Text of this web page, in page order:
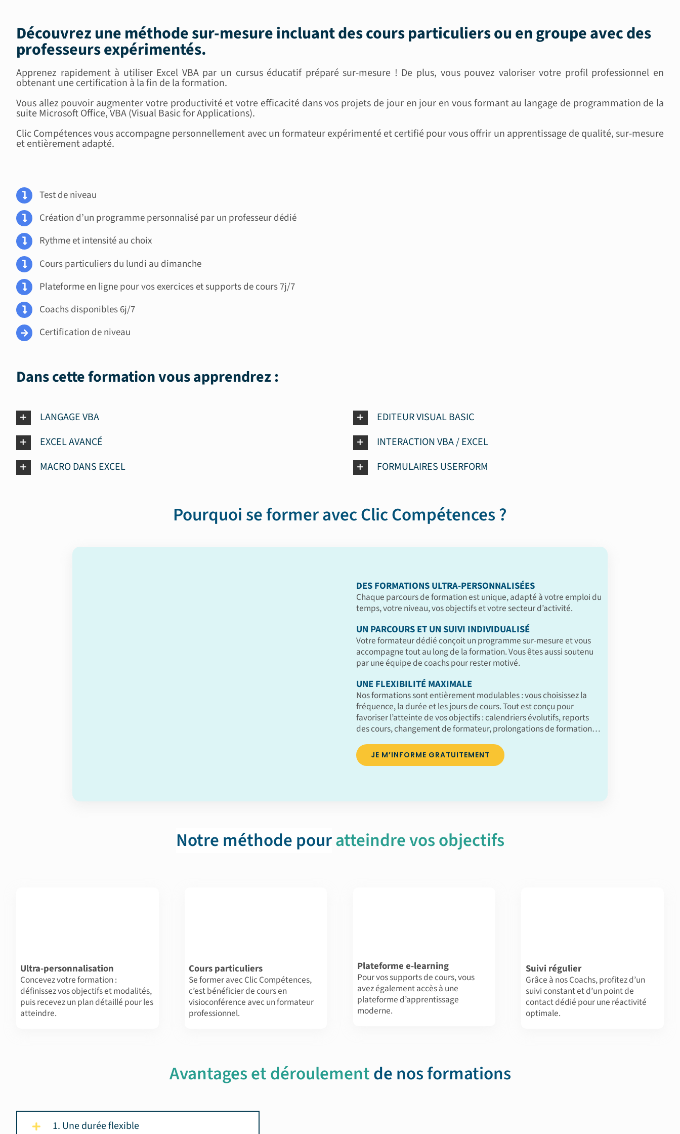
Découvrez une méthode sur-mesure incluant descours particuliers ou en groupeavec des
professeurs expérimentés.
Apprenez rapidement à utiliser Excel VBA par un cursus éducatif préparé sur-mesure ! De plus, vous pouvez valoriser votre profil professionnel en
obtenant une certification à la fin de la formation.
Vous allez pouvoir augmenter votre productivité et votre efficacité dans vos projets de jour en jour en vous formant au langage de programmation de la
suite Microsoft Office, VBA (Visual Basic for Applications).
Clic Compétences vous accompagne personnellement avec un formateur expérimenté et certifié pour vous offrir un apprentissage de qualité, sur-mesure
et entièrement adapté.
Test de niveau
Création d’un programme personnalisé par un professeur dédié
Rythme et intensité au choix
Cours particuliers du lundi au dimanche
Plateforme en ligne pour vos exercices et supports de cours 7j/7
Coachs disponibles 6j/7
Certification de niveau
Dans cette formation vous apprendrez :
LANGAGE VBA
EXCEL AVANCÉ
MACRO DANS EXCEL
EDITEUR VISUAL BASIC
INTERACTION VBA / EXCEL
FORMULAIRES USERFORM
Pourquoi se former avec Clic Compétences ?
DES FORMATIONS ULTRA-PERSONNALISÉES
Chaque parcours de formation est unique, adapté à votre emploi du
temps, votre niveau, vos objectifs et votre secteur d’activité.
UN PARCOURS ET UN SUIVI INDIVIDUALISÉ
Votre formateur dédié conçoit un programme sur-mesure et vous
accompagne tout au long de la formation. Vous êtes aussi soutenu
par une équipe de coachs pour rester motivé.
UNE FLEXIBILITÉ MAXIMALE
Nos formations sont entièrement modulables : vous choisissez la
fréquence, la durée et les jours de cours. Tout est conçu pour
favoriser l’atteinte de vos objectifs : calendriers évolutifs, reports
des cours, changement de formateur, prolongations de formation…
JE M’INFORME GRATUITEMENT
Notre méthode pouratteindre vos objectifs
Ultra-personnalisation
Concevez votre formation :
définissez vos objectifs et modalités,
puis recevez un plan détaillé pour les
atteindre.
Cours particuliers
Se former avec Clic Compétences,
c’est bénéficier de cours en
visioconférence avec un formateur
professionnel.
Plateforme e-learning
Pour vos supports de cours, vous
avez également accès à une
plateforme d’apprentissage
moderne.
Suivi régulier
Grâce à nos Coachs, profitez d’un
suivi constant et d’un point de
contact dédié pour une réactivité
optimale.
Avantages et déroulementde nos formations
1. Une durée flexible